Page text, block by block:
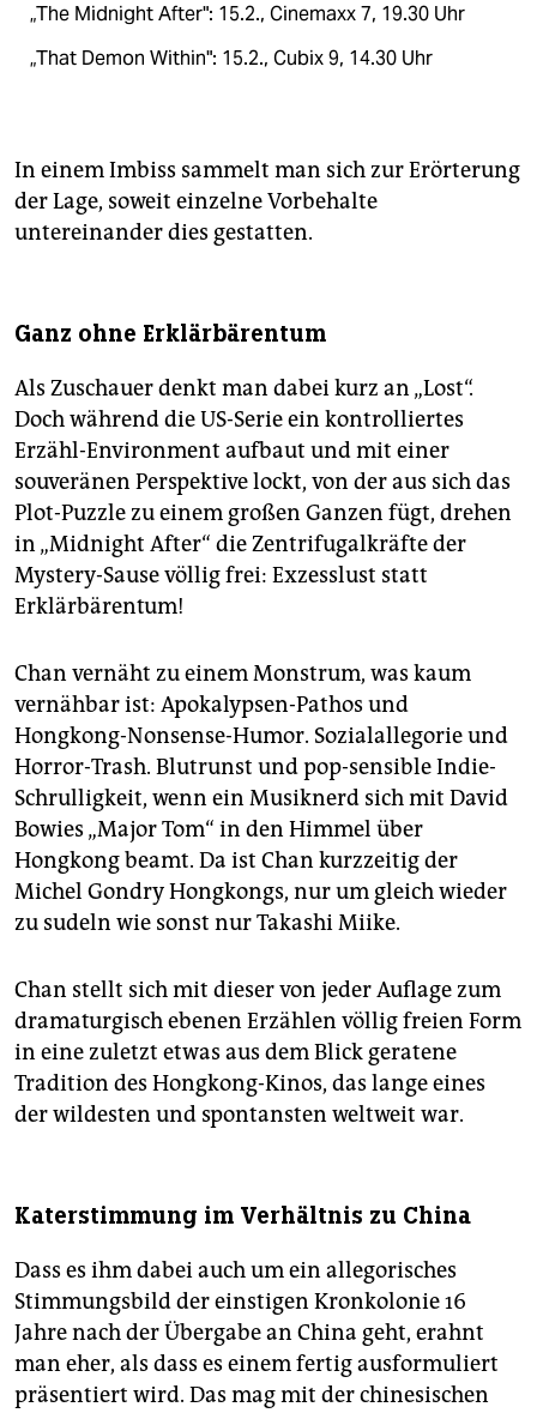
„The Midnight After": 15.2., Cinemaxx 7, 19.30 Uhr
„That Demon Within": 15.2., Cubix 9, 14.30 Uhr
In einem Imbiss sammelt man sich zur Erörterung
der Lage, soweit einzelne Vorbehalte
untereinander dies gestatten.
Ganz ohne Erklärbärentum
Als Zuschauer denkt man dabei kurz an „Lost“.
Doch während die US-Serie ein kontrolliertes
Erzähl-Environment aufbaut und mit einer
souveränen Perspektive lockt, von der aus sich das
Plot-Puzzle zu einem großen Ganzen fügt, drehen
in „Midnight After“ die Zentrifugalkräfte der
Mystery-Sause völlig frei: Exzesslust statt
Erklärbärentum!
Chan vernäht zu einem Monstrum, was kaum
vernähbar ist: Apokalypsen-Pathos und
Hongkong-Nonsense-Humor. Sozialallegorie und
Horror-Trash. Blutrunst und pop-sensible Indie-
Schrulligkeit, wenn ein Musiknerd sich mit David
Bowies „Major Tom“ in den Himmel über
Hongkong beamt. Da ist Chan kurzzeitig der
Michel Gondry Hongkongs, nur um gleich wieder
zu sudeln wie sonst nur Takashi Miike.
Chan stellt sich mit dieser von jeder Auflage zum
dramaturgisch ebenen Erzählen völlig freien Form
in eine zuletzt etwas aus dem Blick geratene
Tradition des Hongkong-Kinos, das lange eines
der wildesten und spontansten weltweit war.
Katerstimmung im Verhältnis zu China
Dass es ihm dabei auch um ein allegorisches
Stimmungsbild der einstigen Kronkolonie 16
Jahre nach der Übergabe an China geht, erahnt
man eher, als dass es einem fertig ausformuliert
präsentiert wird. Das mag mit der chinesischen